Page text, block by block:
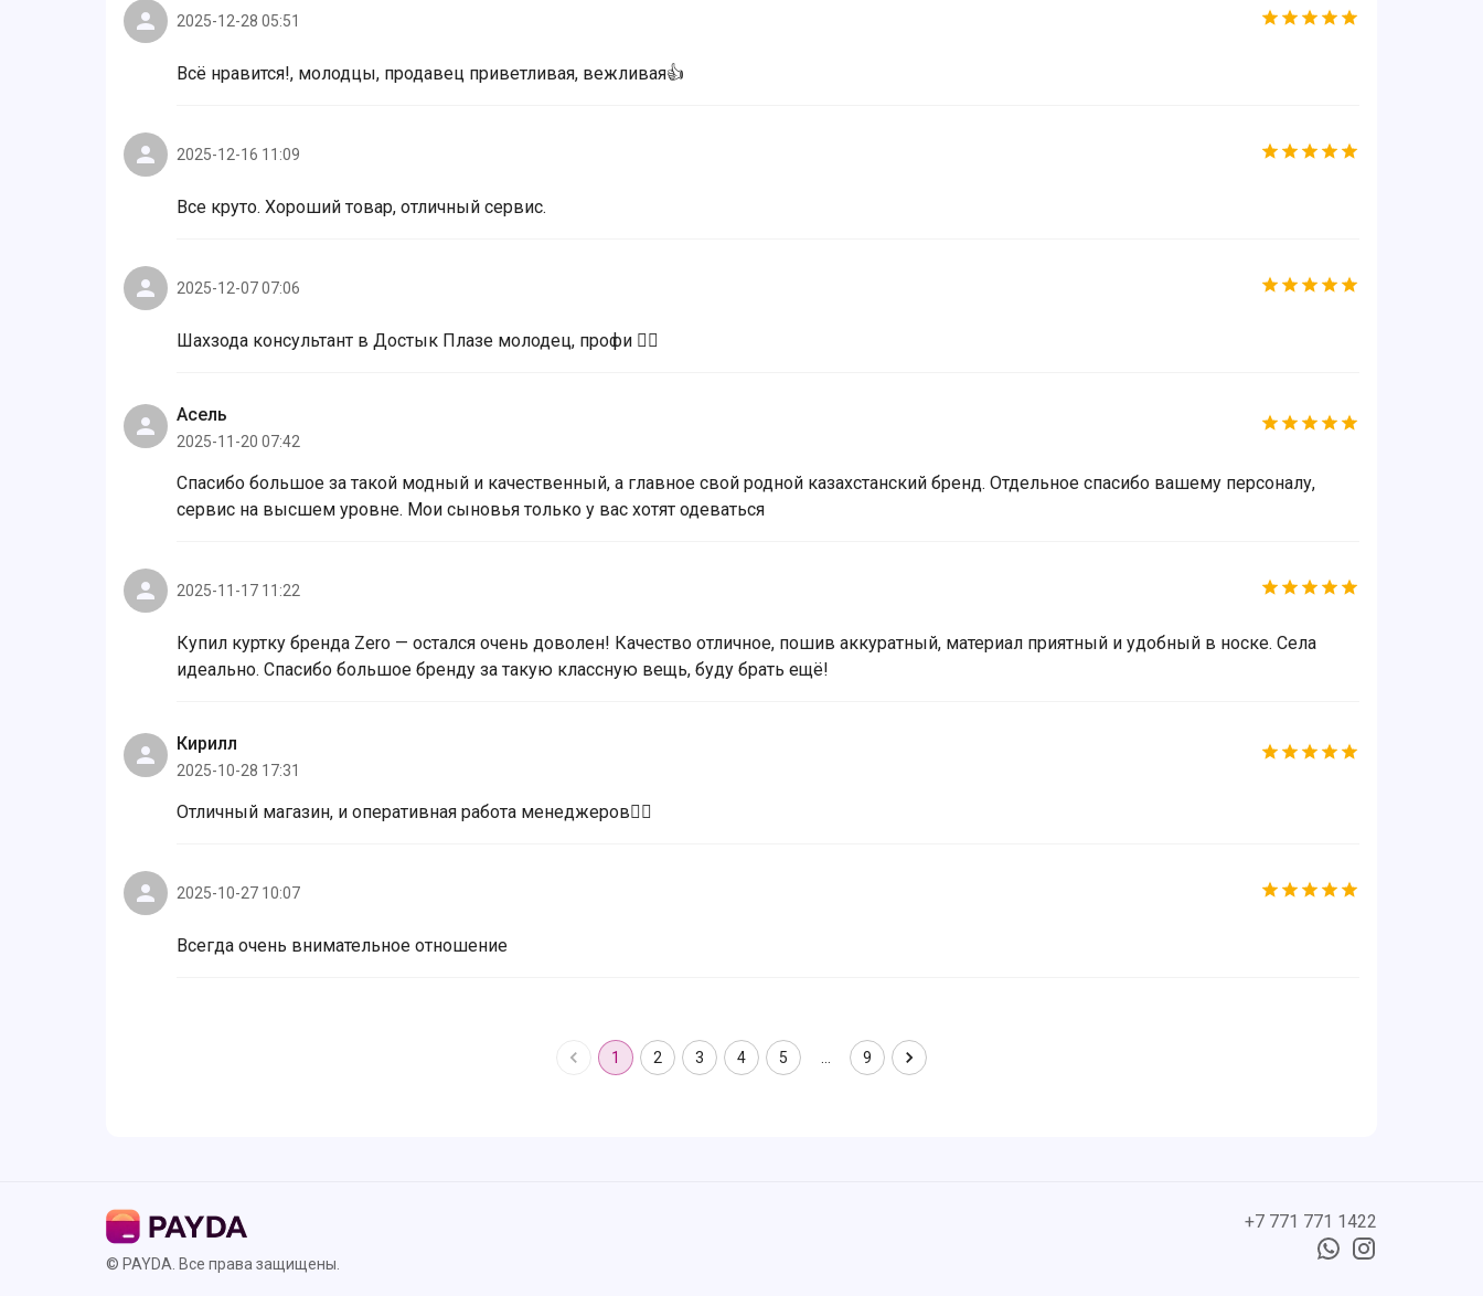
2025-12-28 05:51
Всё нравится!, молодцы, продавец приветливая, вежливая👍
2025-12-16 11:09
Все круто. Хороший товар, отличный сервис.
2025-12-07 07:06
Шахзода консультант в Достык Плазе молодец, профи 👍🏼
Асель
2025-11-20 07:42
Спасибо большое за такой модный и качественный, а главное свой родной казахстанский бренд. Отдельное спасибо вашему персоналу,
сервис на высшем уровне. Мои сыновья только у вас хотят одеваться
2025-11-17 11:22
Купил куртку бренда Zero — остался очень доволен! Качество отличное, пошив аккуратный, материал приятный и удобный в носке. Села
идеально. Спасибо большое бренду за такую классную вещь, буду брать ещё!
Кирилл
2025-10-28 17:31
Отличный магазин, и оперативная работа менеджеров👍🏼
2025-10-27 10:07
Всегда очень внимательное отношение
1 2 3 4 5 9
© PAYDA. Все права защищены.
+7 771 771 1422